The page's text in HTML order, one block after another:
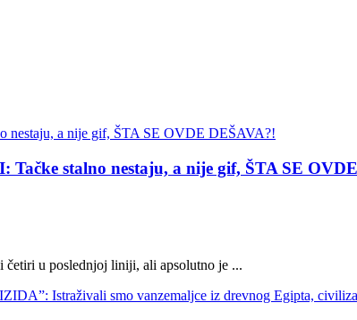
stalno nestaju, a nije gif, ŠTA SE
četiri u poslednjoj liniji, ali apsolutno je ...